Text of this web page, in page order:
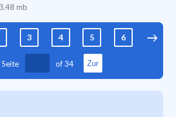
mb
3 4 5 6 7
Seite of34 Zur